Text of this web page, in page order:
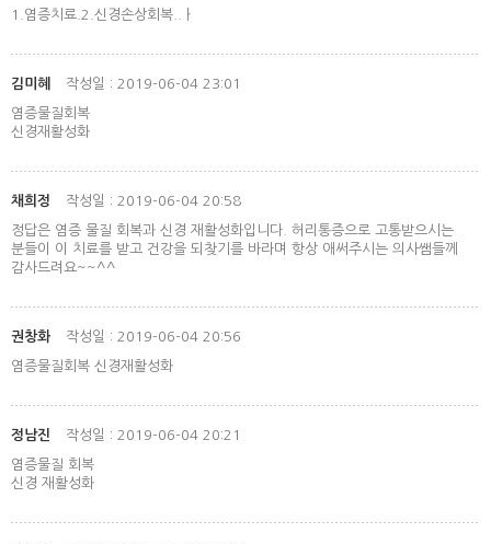
1.염증치료.2.신경손상회복..ㅏ
김미혜 작성일 : 2019-06-04 23:01
염증물질회복
신경재활성화
채희정 작성일 : 2019-06-04 20:58
정답은 염증 물질 회복과 신경 재활성화입니다. 허리통증으로 고통받으시는
분들이 이 치료를 받고 건강을 되찾기를 바라며 항상 애써주시는 의사쌤들께
감사드려요~~^^
권창화 작성일 : 2019-06-04 20:56
염증물질회복 신경재활성화
정남진 작성일 : 2019-06-04 20:21
염증물질 회복
신경 재활성화